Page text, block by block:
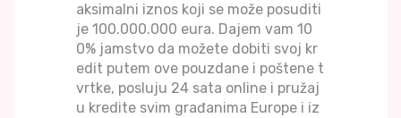
aksimalni iznos koji se može posuditi
je 100.000.000 eura. Dajem vam 10
0% jamstvo da možete dobiti svoj kr
edit putem ove pouzdane i poštene t
vrtke, posluju 24 sata online i pružaj
u kredite svim građanima Europe i iz